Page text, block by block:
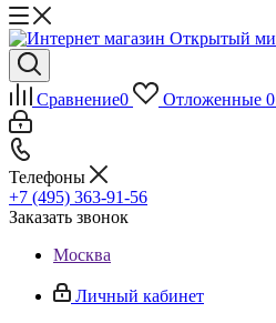
Сравнение0 Отложенные 0
Телефоны
+7 (495) 363-91-56
Заказать звонок
Москва
Личный кабинет